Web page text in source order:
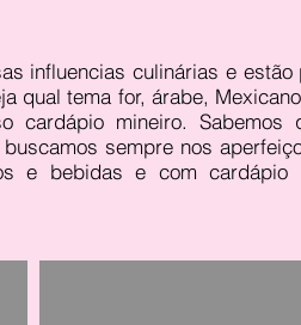
influencias culinárias e estão
qual tema for, árabe,
cardápio mineiro. Sabemos
sempre nos
e bebidas e com cardápio